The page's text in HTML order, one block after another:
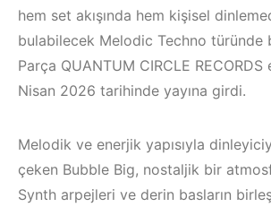
hem set akışında hem kişisel
bulabilecek Melodic Techno türünde
Parça QUANTUM CIRCLE
Nisan 2026 tarihinde yayına girdi.
Melodik ve enerjik yapısıyla
çeken Bubble Big, nostaljik bir
Synth arpejleri ve derin basların